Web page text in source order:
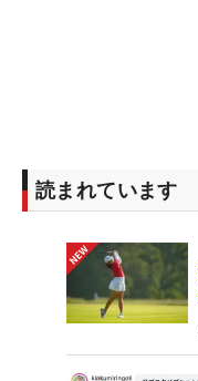
読まれています